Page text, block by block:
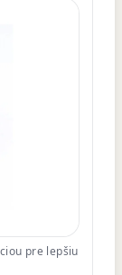
pre lepšiu